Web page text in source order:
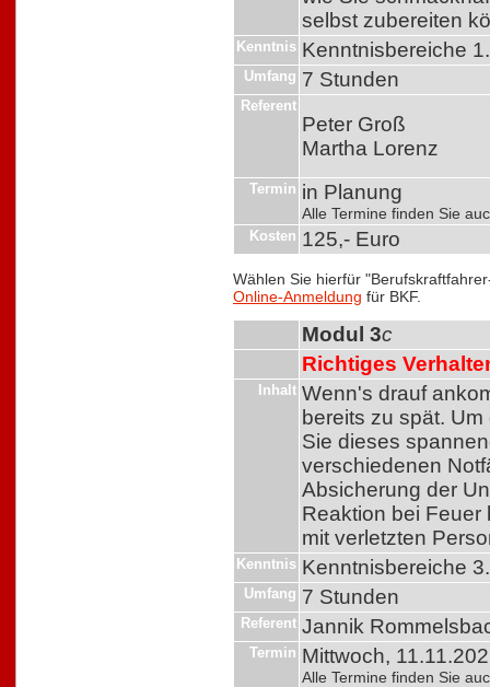
selbst zubereiten
Kenntnis Kenntnisbereiche
Umfang 7 Stunden
Referent
Peter Groß
Martha Lorenz
Termin in Planung
Alle Termine finden Sie
Kosten 125,- Euro
Wählen Sie hierfür
Online-Anmeldung für BKF.
Modul 3c
Richtiges
Inhalt Wenn's drauf
bereits zu spät.
Sie dieses
verschiedenen
Absicherung der
Reaktion bei Feuer
mit verletzten
Kenntnis Kenntnisbereiche
Umfang 7 Stunden
Referent Jannik
Termin Mittwoch,
Alle Termine finden Sie